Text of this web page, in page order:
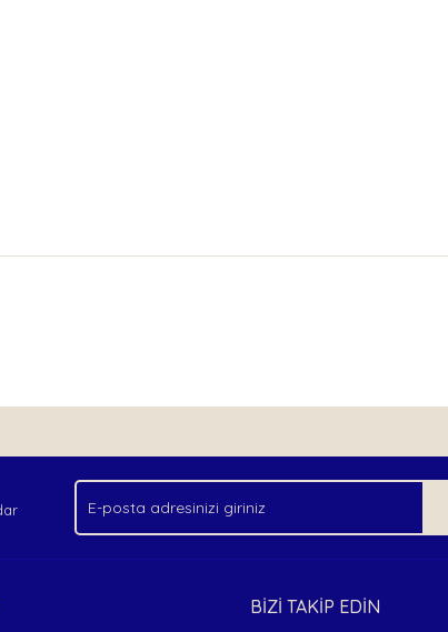
BİZİ TAKİP EDİN